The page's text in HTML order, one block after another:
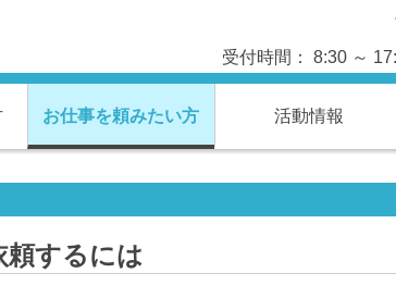
受付時間： 8:30 ～
お仕事を頼みたい方 活動情報
するには